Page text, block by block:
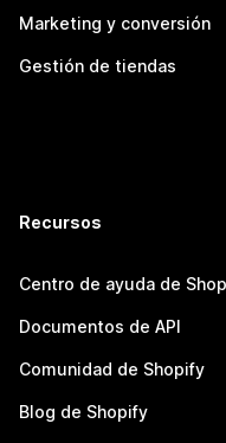
Marketing y conversión
Gestión de tiendas
Recursos
Centro de ayuda de
Documentos de API
Comunidad de Shopify
Blog de Shopify